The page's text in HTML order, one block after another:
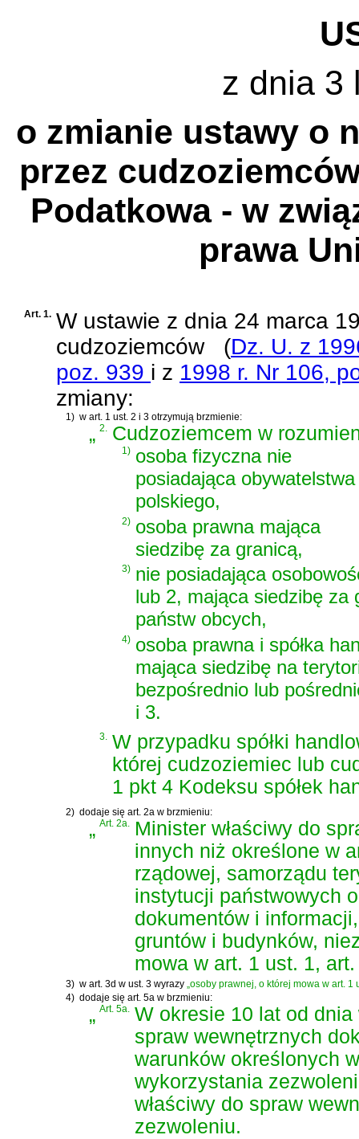
z dnia 3
o zmianie ustawy o
przez
Podatkowa - w
prawa
Art. 1. W ustawie z dnia 24 marca
cudzoziemców
(Dz. U. z
poz. 939 i z 1998 r. Nr 106,
zmiany:
1) w art. 1 ust. 2 i 3 otrzymują brzmienie:
„2. Cudzoziemcem w
1) osoba fizyczna nie
posiadająca obywatelstwa
polskiego,
2) osoba prawna mająca
siedzibę za granicą,
3) nie posiadająca
lub 2, mająca siedzibę za
państw obcych,
4) osoba prawna i spółka
mająca siedzibę na
bezpośrednio lub
i 3.
3. W przypadku spółki
której cudzoziemiec lub
1 pkt 4 Kodeksu spółek
2) dodaje się art. 2a w brzmieniu:
„Art. 2a. Minister właściwy do
innych niż określone w
rządowej, samorządu
instytucji państwowych
dokumentów i
gruntów i budynków,
mowa w art. 1 ust. 1,
3) w art. 3d w ust. 3 wyrazy „osoby prawnej, o której mowa w art. 1
4) dodaje się art. 5a w brzmieniu:
„Art. 5a. W okresie 10 lat od
spraw wewnętrznych
warunków określonych
wykorzystania
właściwy do spraw
zezwoleniu.